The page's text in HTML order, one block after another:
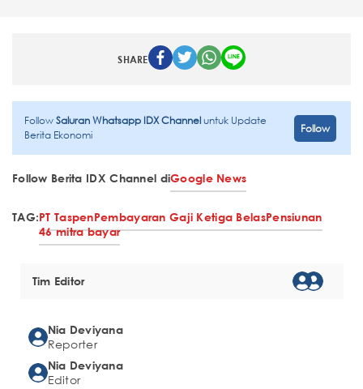
SHARE
FollowSaluran Whatsapp IDX Channeluntuk Update
Berita Ekonomi
Follow
Follow Berita IDX Channel diGoogle News
TAG:PT TaspenPembayaran Gaji Ketiga BelasPensiunan
46 mitra bayar
Tim Editor
Nia Deviyana
Reporter
Nia Deviyana
Editor